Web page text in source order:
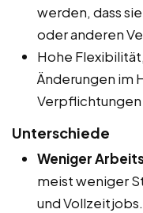
werden, dass
oder anderen
Hohe
Änderungen im
Unterschiede
Weniger
meist weniger
und Vollzeitjobs.